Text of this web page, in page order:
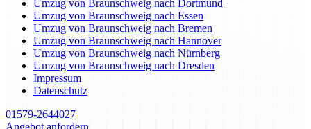
Umzug von Braunschweig nach Dortmund
Umzug von Braunschweig nach Essen
Umzug von Braunschweig nach Bremen
Umzug von Braunschweig nach Hannover
Umzug von Braunschweig nach Nürnberg
Umzug von Braunschweig nach Dresden
Impressum
Datenschutz
01579-2644027
Angebot anfordern